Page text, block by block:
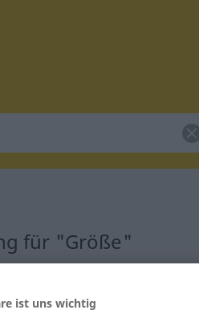
für "Größe"
ist uns wichtig